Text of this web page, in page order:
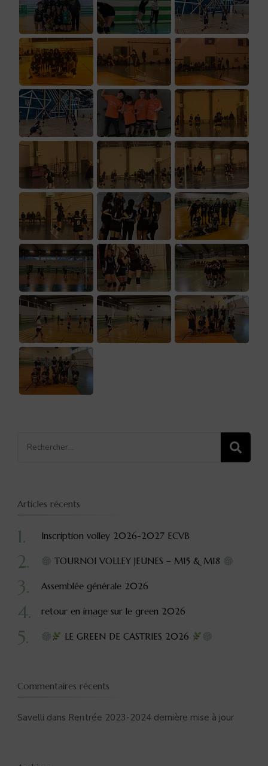
Articles récents
Inscription volley 2026-2027 ECVB
TOURNOI VOLLEY JEUNES – M15 & M18
Assemblée générale 2026
retour en image sur le green 2026
LE GREEN DE CASTRIES 2026
Commentaires récents
Savelli dans Rentrée 2023-2024 dernière mise à jour